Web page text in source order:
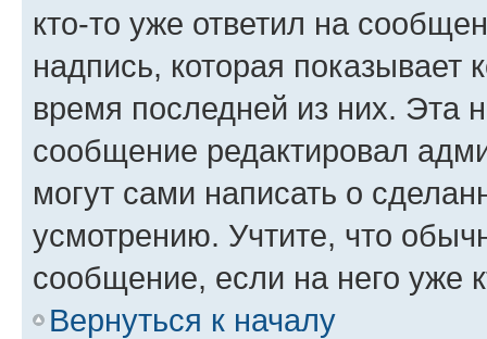
кто-то уже ответил на
надпись, которая показывает
время последней из них. Эта
сообщение редактировал
могут сами написать о
усмотрению. Учтите, что
сообщение, если на него уже
Вернуться к началу